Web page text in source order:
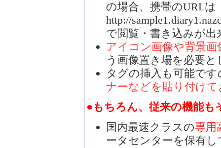
の場合、携帯のURLは
http://
で閲覧・書き込みが出
アイコン画像や背景
う画像置き場を必要
タグの挿入も可能です
ナーなどを貼り付け
●もちろん、従来の機能
国内最速クラスの専用
ータセンターを保有